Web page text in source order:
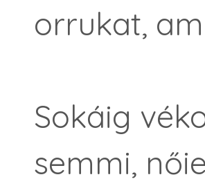
orrukat,
Sokáig
semmi,